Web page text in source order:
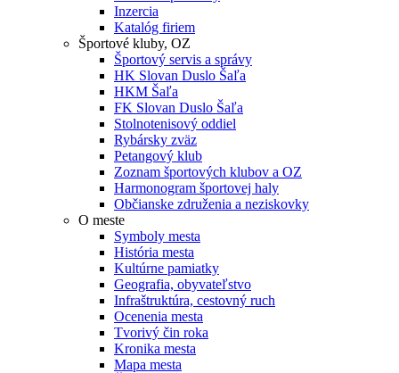
Inzercia
Katalóg firiem
Športové kluby, OZ
Športový servis a správy
HK Slovan Duslo Šaľa
HKM Šaľa
FK Slovan Duslo Šaľa
Stolnotenisový oddiel
Rybársky zväz
Petangový klub
Zoznam športových klubov a OZ
Harmonogram športovej haly
Občianske združenia a neziskovky
O meste
Symboly mesta
História mesta
Kultúrne pamiatky
Geografia, obyvateľstvo
Infraštruktúra, cestovný ruch
Ocenenia mesta
Tvorivý čin roka
Kronika mesta
Mapa mesta